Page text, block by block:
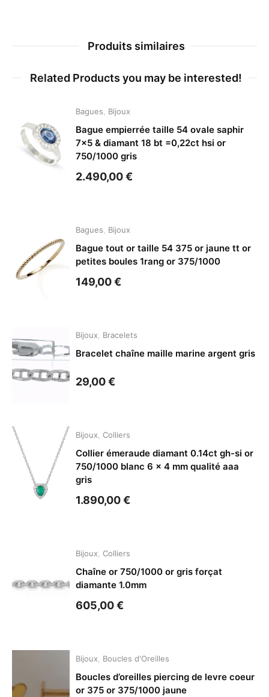
Produits similaires
Related Products you may be interested!
Bagues Bijoux
Bague empierrée taille 54 ovale saphir
7×5 & diamant 18 bt =0,22ct hsi or
750/1000 gris
2.490,00€
Bagues Bijoux
Bague tout or taille 54 375 or jaune tt or
petites boules 1rang or 375/1000
149,00€
Bijoux Bracelets
Bracelet chaîne maille marine argent gris
29,00€
Bijoux Colliers
Collier émeraude diamant 0.14ct gh-si or
750/1000 blanc 6 x 4 mm qualité aaa
gris
1.890,00€
Bijoux Colliers
Chaîne or 750/1000 or gris forçat
diamante 1.0mm
605,00€
Bijoux Boucles d'Oreilles
Boucles d’oreilles piercing de levre coeur
or 375 or 375/1000 jaune